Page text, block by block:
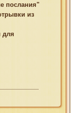
послания"
из
для